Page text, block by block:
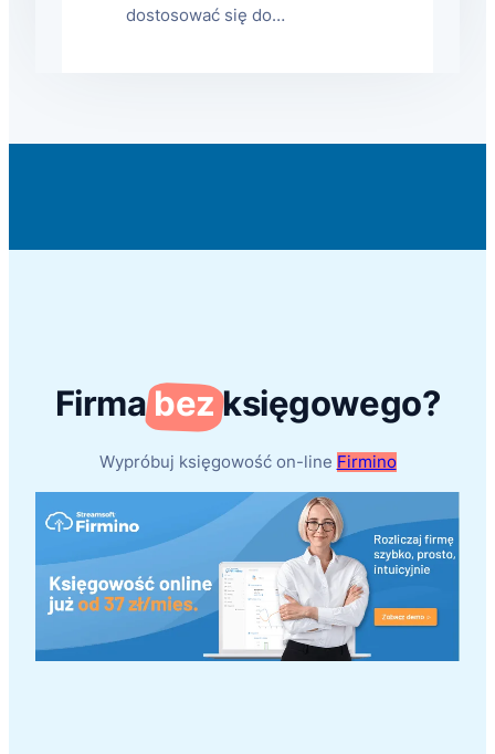
dostosować się do…
Firmabezksięgowego?
Wypróbuj księgowość on-line Firmino